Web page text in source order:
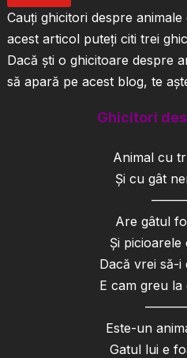
Cauți ghicitori despre
acest articol puteți citi trei
Dacă ști o ghicitoare despre
să apară pe acest blog, te
Ghicitori
Animal cu
Şi cu gât
Are gâtul
Şi picioarele
Dacă vrei să-i
E cam greu la
Este-un
Gatul lui e